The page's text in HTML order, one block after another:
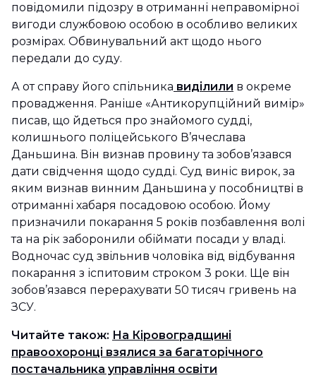
повідомили підозру в отриманні неправомірної
вигоди службовою особою в особливо великих
розмірах. Обвинувальний акт щодо нього
передали до суду.
А от справу його спільника виділили в окреме
провадження. Раніше «Антикорупційний вимір»
писав, що йдеться про знайомого судді,
колишнього поліцейського В’ячеслава
Даньшина. Він визнав провину та зобов’язався
дати свідчення щодо судді. Суд виніс вирок, за
яким визнав винним Даньшина у пособництві в
отриманні хабаря посадовою особою. Йому
призначили покарання 5 років позбавлення волі
та на рік заборонили обіймати посади у владі.
Водночас суд звільнив чоловіка від відбування
покарання з іспитовим строком 3 роки. Ще він
зобов’язався перерахувати 50 тисяч гривень на
ЗСУ.
Читайте також: На Кіровоградщині
правоохоронці взялися за багаторічного
постачальника управління освіти